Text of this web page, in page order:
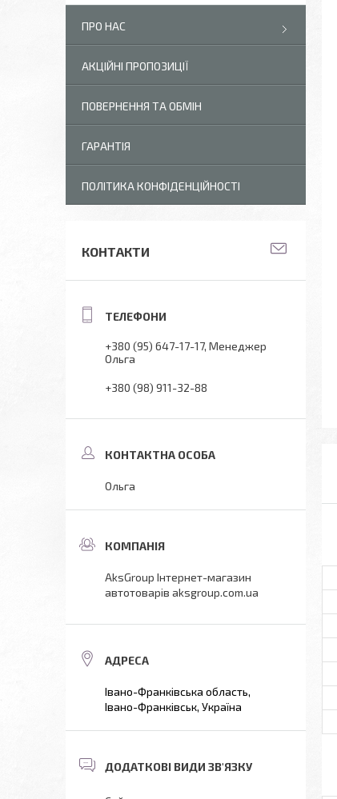
ПРО НАС
АКЦІЙНІ ПРОПОЗИЦІЇ
ПОВЕРНЕННЯ ТА ОБМІН
ГАРАНТІЯ
ПОЛІТИКА КОНФІДЕНЦІЙНОСТІ
КОНТАКТИ
+380 (95) 647-17-17 Менеджер
Ольга
+380 (98) 911-32-88
Ольга
AksGroup Інтернет-магазин
автотоварів aksgroup.com.ua
Івано-Франківська область,
Івано-Франківськ, Україна